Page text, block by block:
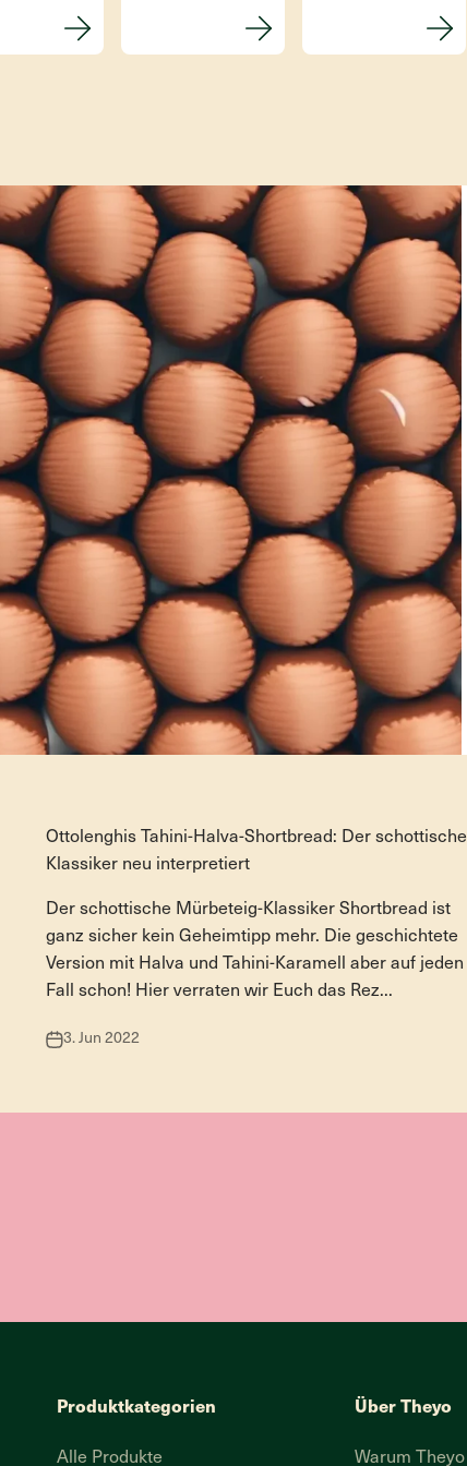
Rezepte
Ottolenghis Tahini-Halva-Shortbread: Der schottische
Klassiker neu interpretiert
Der schottische Mürbeteig-Klassiker Shortbread ist
ganz sicher kein Geheimtipp mehr. Die geschichtete
Version mit Halva und Tahini-Karamell aber auf jeden
Fall schon! Hier verraten wir Euch das Rez...
3. Jun 2022
Produktkategorien
Alle Produkte
Über Theyo
Warum Theyo